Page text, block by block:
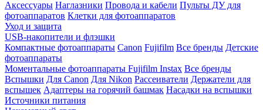
Аксессуары Наглазники Провода и кабели Пульты ДУ для
фотоаппаратов Клетки для фотоаппаратов
Уход и защита
USB-накопители и флэшки
Компактные фотоаппараты Canon Fujifilm Все бренды Детские
фотоаппараты
Моментальные фотоаппараты Fujifilm Instax Все бренды
Вспышки Для Canon Для Nikon Рассеиватели Держатели для
вспышек Адаптеры на горячий башмак Насадки на вспышки
Источники питания